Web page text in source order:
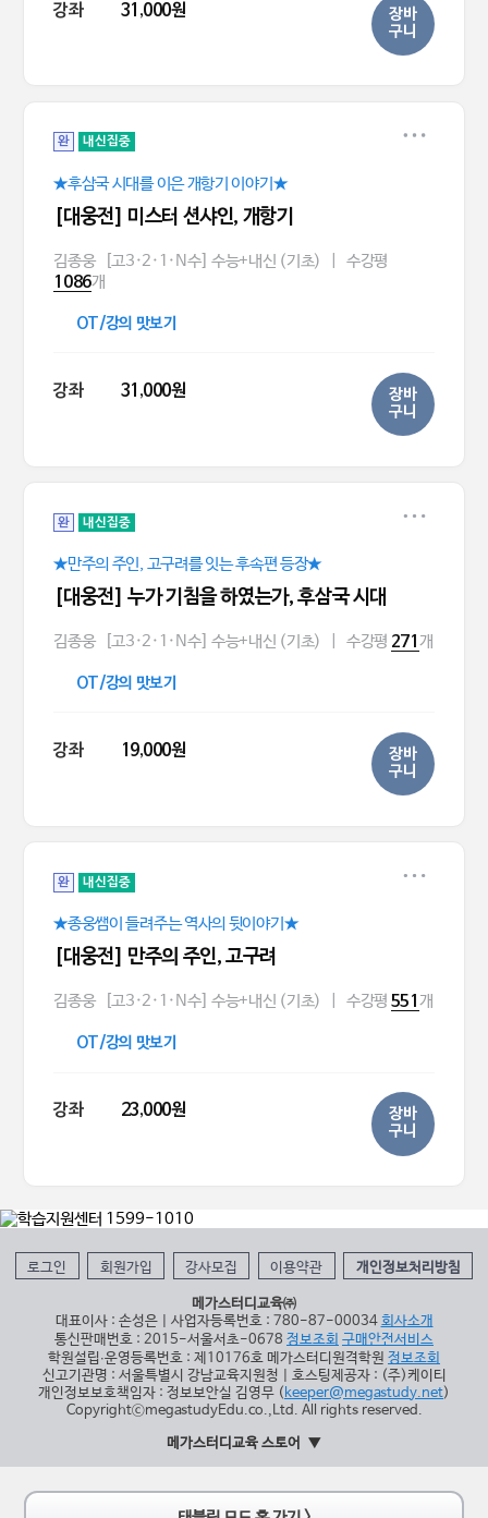
강좌 31,000원
장바
구니
완 내신집중
★후삼국 시대를 이은 개항기 이야기★
[대웅전] 미스터 션샤인, 개항기
김종웅 [고3·2·1·N수] 수능+내신 (기초) 수강평
1086개
OT/강의 맛보기
강좌 31,000원
장바
구니
완 내신집중
★만주의 주인, 고구려를 잇는 후속편 등장★
[대웅전] 누가 기침을 하였는가, 후삼국 시대
김종웅 [고3·2·1·N수] 수능+내신 (기초) 수강평 271 개
OT/강의 맛보기
강좌 19,000원
장바
구니
완 내신집중
★종웅쌤이 들려주는 역사의 뒷이야기★
[대웅전] 만주의 주인, 고구려
김종웅 [고3·2·1·N수] 수능+내신 (기초) 수강평 551 개
OT/강의 맛보기
강좌 23,000원
장바
구니
로그인 회원가입 강사모집 이용약관 개인정보처리방침
메가스터디교육㈜
대표이사 : 손성은 | 사업자등록번호 : 780-87-00034 회사소개
통신판매번호 : 2015-서울서초-0678 정보조회 구매안전서비스
학원설립∙운영등록번호 : 제10176호 메가스터디원격학원 정보조회
신고기관명 : 서울특별시 강남교육지원청 | 호스팅제공자 : (주)케이티
개인정보보호책임자 : 정보보안실 김영무 (keeper@megastudy.net)
CopyrightⓒmegastudyEdu.co.,Ltd. All rights reserved.
메가스터디교육 스토어